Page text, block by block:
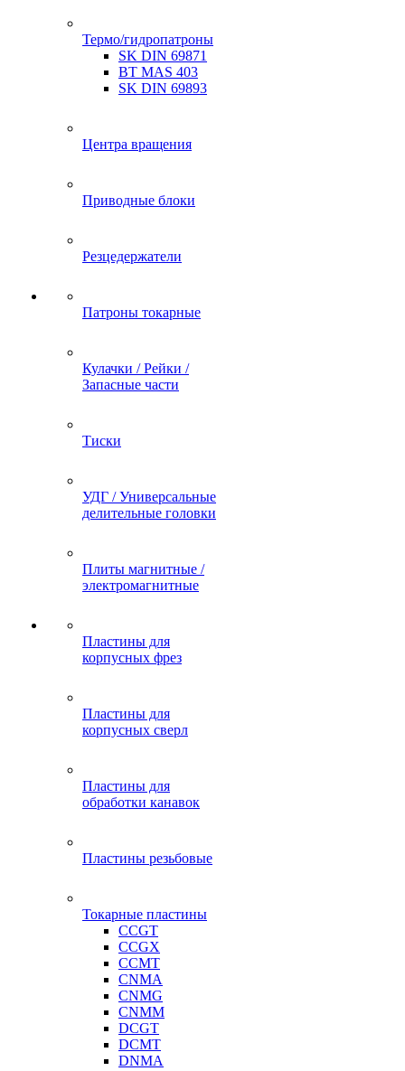
Термо/гидропатроны
SK DIN 69871
BT MAS 403
SK DIN 69893
Центра вращения
Приводные блоки
Резцедержатели
Патроны токарные
Кулачки / Рейки /
Запасные части
Тиски
УДГ / Универсальные
делительные головки
Плиты магнитные /
электромагнитные
Пластины для
корпусных фрез
Пластины для
корпусных сверл
Пластины для
обработки канавок
Пластины резьбовые
Токарные пластины
CCGT
CCGX
CCMT
CNMA
CNMG
CNMM
DCGT
DCMT
DNMA